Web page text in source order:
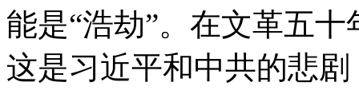
能是“浩劫”。在文革五
这是习近平和中共的悲